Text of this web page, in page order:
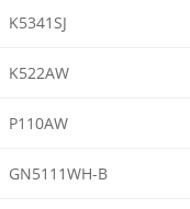
K5341SJ
K522AW
P110AW
GN5111WH-B